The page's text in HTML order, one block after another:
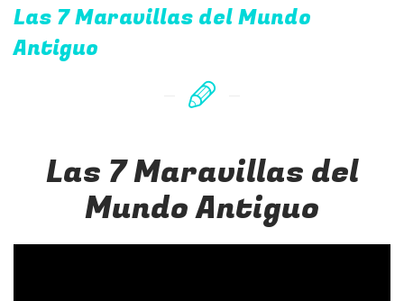
Las 7 Maravillas del Mundo
Antiguo
Las 7 Maravillas del
Mundo Antiguo